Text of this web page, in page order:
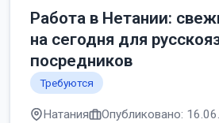
Работа в Нетании:
на сегодня для
посредников
Требуются
Натания Опубликовано: